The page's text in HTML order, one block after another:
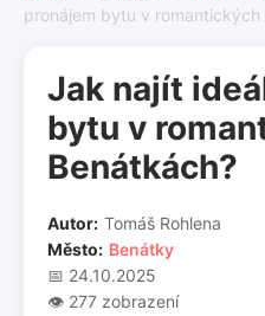
pronájem bytu v romantických
Jak najít
bytu v
Benátkách?
Autor: Tomáš Rohlena
Město: Benátky
📅 24.10.2025
👁️ 277 zobrazení